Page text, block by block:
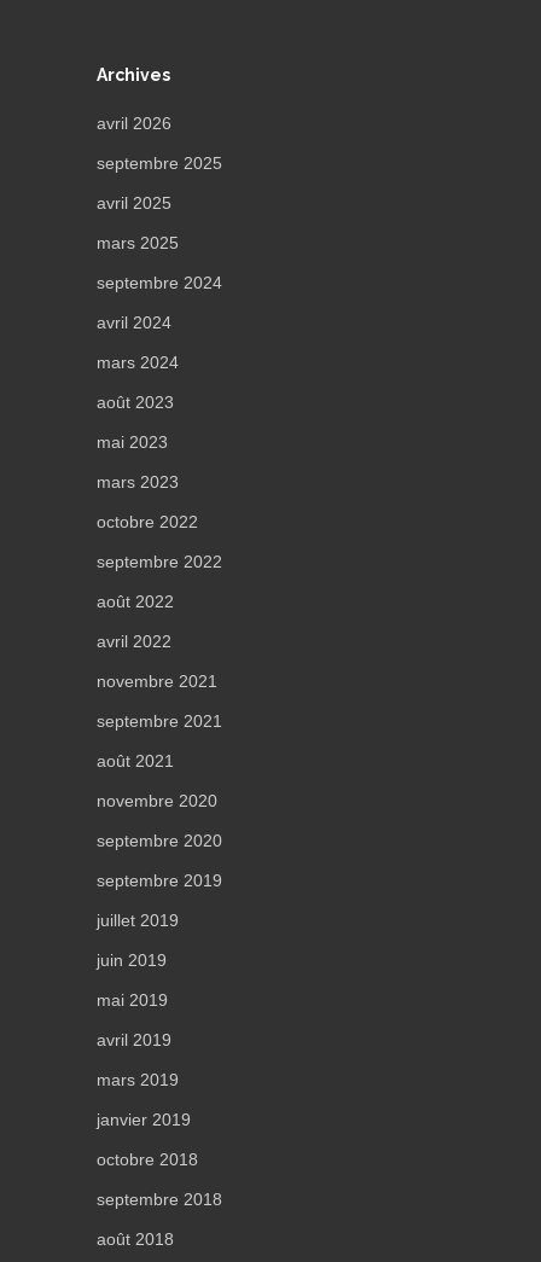
Archives
avril 2026
septembre 2025
avril 2025
mars 2025
septembre 2024
avril 2024
mars 2024
août 2023
mai 2023
mars 2023
octobre 2022
septembre 2022
août 2022
avril 2022
novembre 2021
septembre 2021
août 2021
novembre 2020
septembre 2020
septembre 2019
juillet 2019
juin 2019
mai 2019
avril 2019
mars 2019
janvier 2019
octobre 2018
septembre 2018
août 2018